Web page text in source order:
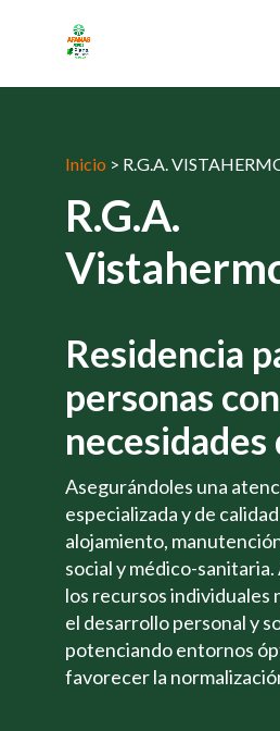
Inicio > R.G.A.
R.G.A.
Residencia
personas
necesidades
Asegurándoles una
especializada y de
alojamiento,
social y médico-
los recursos individuales
el desarrollo personal y
potenciando entornos
favorecer la